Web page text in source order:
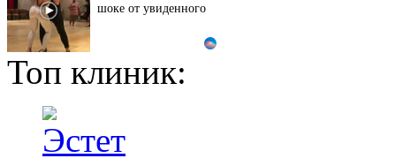
шоке от увиденного
Ролик из Омска: вы
будете смеяться долго
"Потеряли стыд в
Топ клиник: